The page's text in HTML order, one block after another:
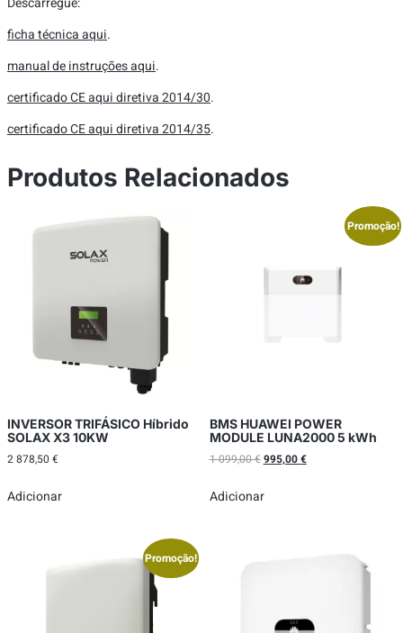
ficha técnica aqui.
manual de instruções aqui.
certificado CE aqui diretiva 2014/30.
certificado CE aqui diretiva 2014/35.
Produtos Relacionados
INVERSOR TRIFÁSICO Híbrido
SOLAX X3 10KW
2 878,50 €
Adicionar
Promoção!
BMS HUAWEI POWER
MODULE LUNA2000 5 kWh
1 099,00€995,00€
Adicionar
Promoção!